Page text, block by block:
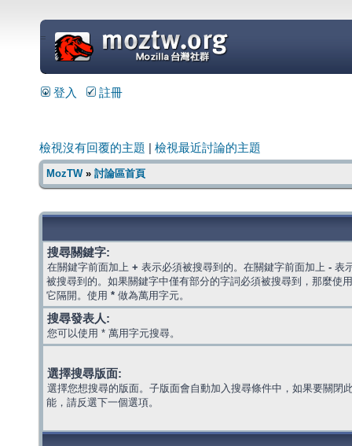
=
登入 註冊
檢視沒有回覆的主題 檢視最近討論的主題
MozTW» 討論區首頁
搜尋關鍵字:
在關鍵字前面加上 + 表示必須被搜尋到的。在關鍵字前面加上 - 表
被搜尋到的。如果關鍵字中僅有部分的字詞必須被搜尋到，那麼使
它隔開。使用 * 做為萬用字元。
搜尋發表人:
您可以使用 * 萬用字元搜尋。
選擇搜尋版面:
選擇您想搜尋的版面。子版面會自動加入搜尋條件中，如果要關閉
能，請反選下一個選項。